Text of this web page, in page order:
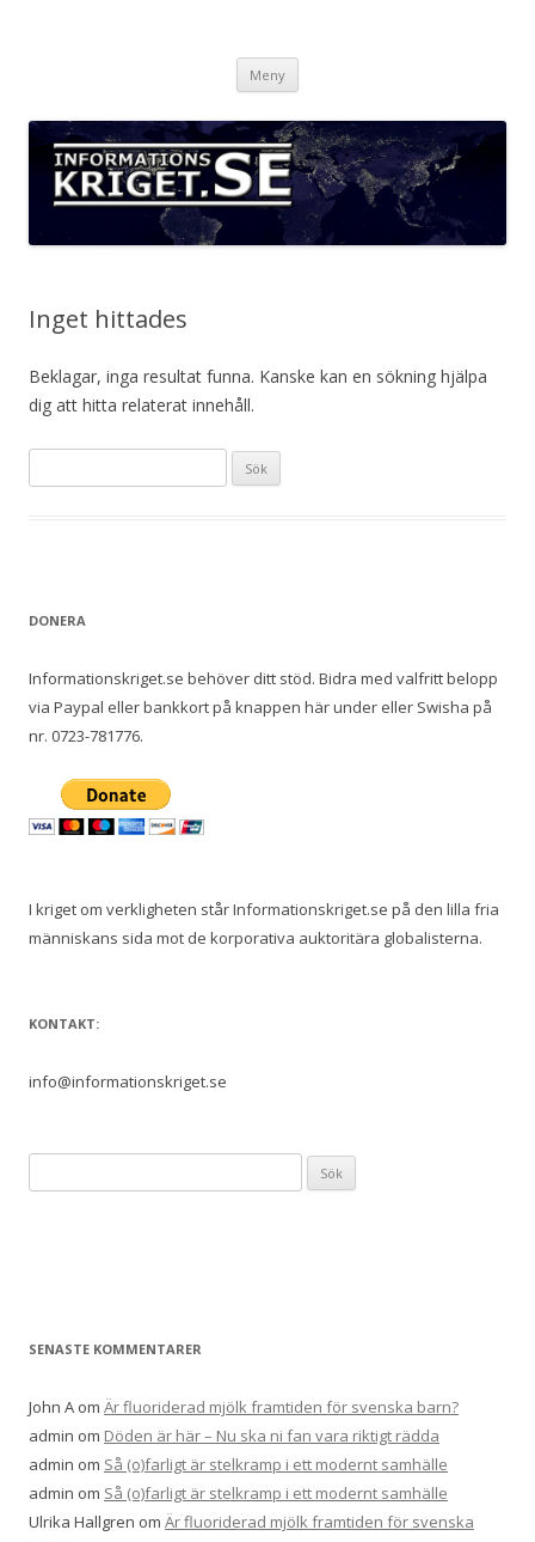
Meny
Inget hittades
Beklagar, inga resultat funna. Kanske kan en sökning hjälpa
dig att hitta relaterat innehåll.
efter:
DONERA
Informationskriget.se behöver ditt stöd. Bidra med valfritt belopp
via Paypal eller bankkort på knappen här under eller Swisha på
nr. 0723-781776.
I kriget om verkligheten står Informationskriget.se på den lilla fria
människans sida mot de korporativa auktoritära globalisterna.
KONTAKT:
info@informationskriget.se
efter:
SENASTE KOMMENTARER
John A om Är fluoriderad mjölk framtiden för svenska barn?
admin om Döden är här – Nu ska ni fan vara riktigt rädda
admin om Så (o)farligt är stelkramp i ett modernt samhälle
admin om Så (o)farligt är stelkramp i ett modernt samhälle
Ulrika Hallgren om Är fluoriderad mjölk framtiden för svenska